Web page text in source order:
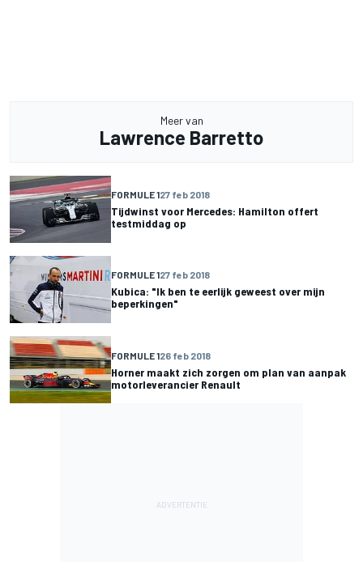
Meer van
Lawrence Barretto
FORMULE 127 feb 2018
Tijdwinst voor Mercedes: Hamilton offert
testmiddag op
FORMULE 127 feb 2018
Kubica: "Ik ben te eerlijk geweest over mijn
beperkingen"
FORMULE 126 feb 2018
Horner maakt zich zorgen om plan van aanpak
motorleverancier Renault